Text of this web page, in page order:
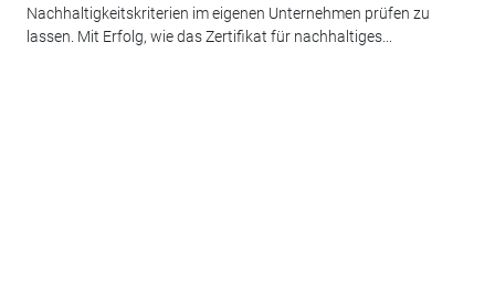
Nachhaltigkeitskriterien im eigenen Unternehmen prüfen zu
lassen. Mit Erfolg, wie das Zertifikat für nachhaltiges...